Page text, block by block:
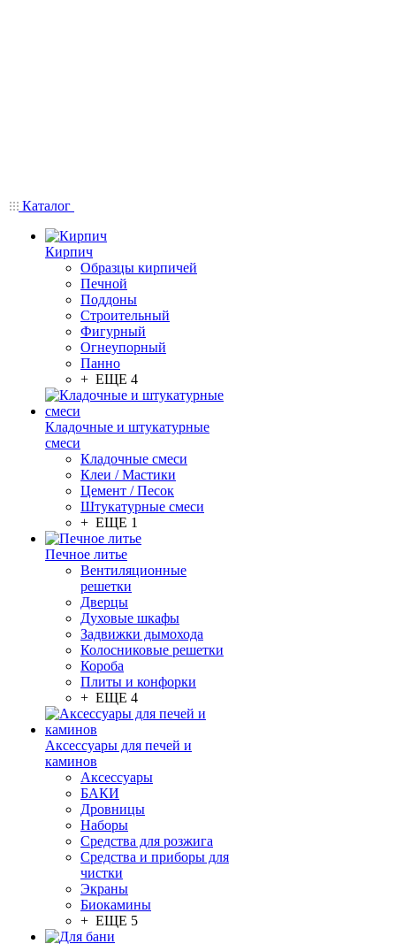
Каталог
Кирпич
Образцы кирпичей
Печной
Поддоны
Строительный
Фигурный
Огнеупорный
Панно
+ ЕЩЕ 4
Кладочные и штукатурные
смеси
Кладочные смеси
Клеи / Мастики
Цемент / Песок
Штукатурные смеси
+ ЕЩЕ 1
Печное литье
Вентиляционные
решетки
Дверцы
Духовые шкафы
Задвижки дымохода
Колосниковые решетки
Короба
Плиты и конфорки
+ ЕЩЕ 4
Аксессуары для печей и
каминов
Аксессуары
БАКИ
Дровницы
Наборы
Средства для розжига
Средства и приборы для
чистки
Экраны
Биокамины
+ ЕЩЕ 5